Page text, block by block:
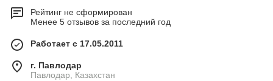
Рейтинг не сформирован
Менее 5 отзывов за последний год
Работает с 17.05.2011
г. Павлодар
Павлодар, Казахстан